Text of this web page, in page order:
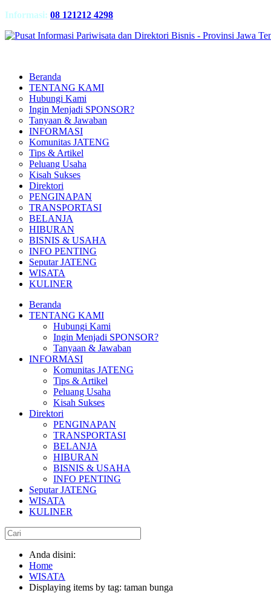
Informasi: 08 121212 4298
Beranda
TENTANG KAMI
Hubungi Kami
Ingin Menjadi SPONSOR?
Tanyaan & Jawaban
INFORMASI
Komunitas JATENG
Tips & Artikel
Peluang Usaha
Kisah Sukses
Direktori
PENGINAPAN
TRANSPORTASI
BELANJA
HIBURAN
BISNIS & USAHA
INFO PENTING
Seputar JATENG
WISATA
KULINER
Beranda
TENTANG KAMI
Hubungi Kami
Ingin Menjadi SPONSOR?
Tanyaan & Jawaban
INFORMASI
Komunitas JATENG
Tips & Artikel
Peluang Usaha
Kisah Sukses
Direktori
PENGINAPAN
TRANSPORTASI
BELANJA
HIBURAN
BISNIS & USAHA
INFO PENTING
Seputar JATENG
WISATA
KULINER
Anda disini:
Home
WISATA
Displaying items by tag: taman bunga